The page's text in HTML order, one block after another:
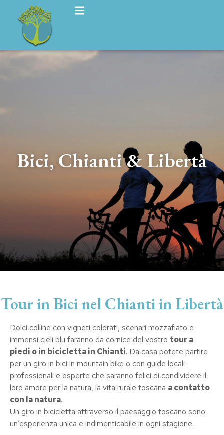
Bici, Chianti & Libertà
Tour in Bici nel Chianti in Libertà
Dolci colline con vigneti colorati, scenari mozzafiato e
immensi cieli blu faranno da cornice del vostro tour a
piedi o in bicicletta in Chianti. Da casa potete partire
per un giro in bici in mountain bike o con guide locali
professionali e esperte che saranno felici di condividere il
loro amore per la natura, la vita rurale toscana a contatto
con la natura.
Un giro in bicicletta attraverso il paesaggio toscano sono
un’esperienza unica e indimenticabile in ogni stagione.